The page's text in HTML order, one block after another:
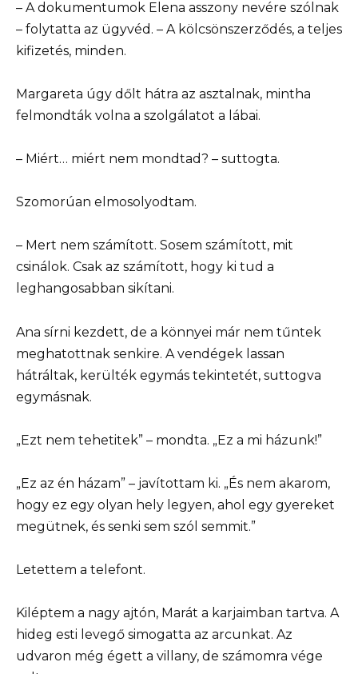
– A dokumentumok Elena asszony nevére szólnak
– folytatta az ügyvéd. – A kölcsönszerződés, a teljes
kifizetés, minden.
Margareta úgy dőlt hátra az asztalnak, mintha
felmondták volna a szolgálatot a lábai.
– Miért… miért nem mondtad? – suttogta.
Szomorúan elmosolyodtam.
– Mert nem számított. Sosem számított, mit
csinálok. Csak az számított, hogy ki tud a
leghangosabban sikítani.
Ana sírni kezdett, de a könnyei már nem tűntek
meghatottnak senkire. A vendégek lassan
hátráltak, kerülték egymás tekintetét, suttogva
egymásnak.
„Ezt nem tehetitek” – mondta. „Ez a mi házunk!”
„Ez az én házam” – javítottam ki. „És nem akarom,
hogy ez egy olyan hely legyen, ahol egy gyereket
megütnek, és senki sem szól semmit.”
Letettem a telefont.
Kiléptem a nagy ajtón, Marát a karjaimban tartva. A
hideg esti levegő simogatta az arcunkat. Az
udvaron még égett a villany, de számomra vége